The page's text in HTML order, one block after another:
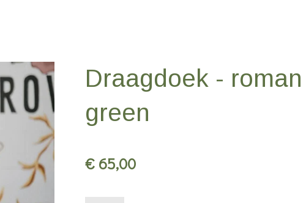
Draagdoek - roman
green
€ 65,00